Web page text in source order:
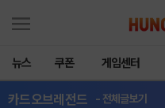
뉴스 쿠폰 게임센터
카드오브레전드 - 전체글보기